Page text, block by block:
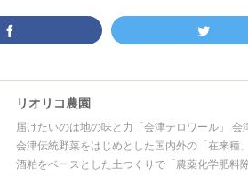
リオリコ農園
届けたいのは地の味と力「会津テロワール」 会
会津伝統野菜をはじめとした国内外の「在来種
酒粕をベースとした土つくりで「農薬化学肥料